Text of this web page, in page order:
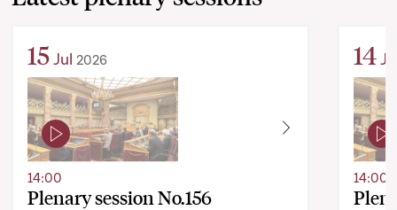
15Jul 2026
Plenary session No.156
14:00
14
14:00